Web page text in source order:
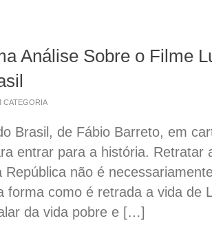
Análise Sobre o Filme
CATEGORIA
Brasil, de Fábio Barreto, em
entrar para a história. Retratar
República não é
forma como é retrada a vida de
da vida pobre e […]